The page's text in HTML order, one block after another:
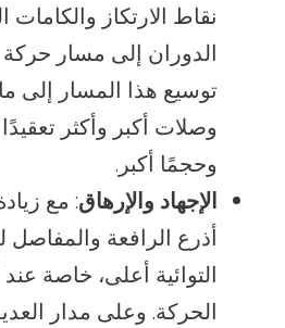
نقاط الارتكاز والكامات
الدوران إلى مسار
توسيع هذا المسار إلى
وصلات أكبر وأكثر
وحجمًا أكبر.
الإجهاد والإرهاق: مع
أذرع الرافعة
التوائية أعلى، خاصة
الحركة. وعلى مدار